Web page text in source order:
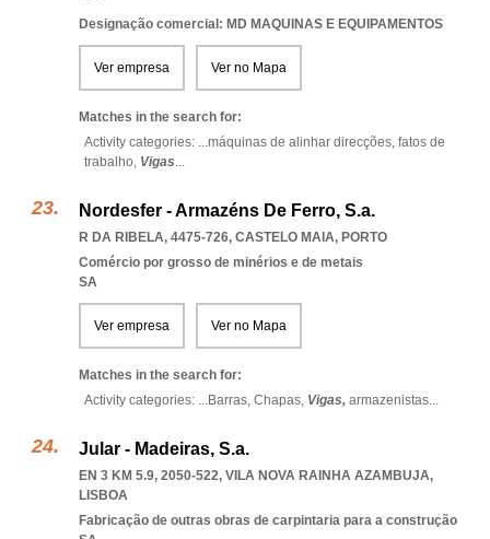
Designação comercial: MD MAQUINAS E EQUIPAMENTOS
Ver empresa Ver no Mapa
Matches in the search for:
Activity categories: ...máquinas de alinhar direcções, fatos de
trabalho, Vigas...
Nordesfer - Armazéns De Ferro, S.a.
R DA RIBELA, 4475-726, CASTELO MAIA, PORTO
Comércio por grosso de minérios e de metais
SA
Ver empresa Ver no Mapa
Matches in the search for:
Activity categories: ...Barras, Chapas, Vigas, armazenistas...
Jular - Madeiras, S.a.
EN 3 KM 5.9, 2050-522, VILA NOVA RAINHA AZAMBUJA,
LISBOA
Fabricação de outras obras de carpintaria para a construção